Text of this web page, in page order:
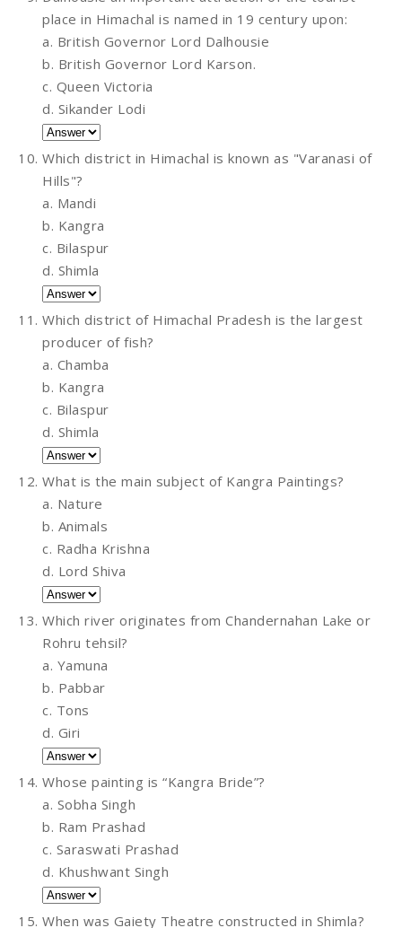
place in Himachal is named in 19 century upon:
a. British Governor Lord Dalhousie
b. British Governor Lord Karson.
c. Queen Victoria
d. Sikander Lodi
Which district in Himachal is known as "Varanasi of
Hills"?
a. Mandi
b. Kangra
c. Bilaspur
d. Shimla
Which district of Himachal Pradesh is the largest
producer of fish?
a. Chamba
b. Kangra
c. Bilaspur
d. Shimla
What is the main subject of Kangra Paintings?
a. Nature
b. Animals
c. Radha Krishna
d. Lord Shiva
Which river originates from Chandernahan Lake or
Rohru tehsil?
a. Yamuna
b. Pabbar
c. Tons
d. Giri
Whose painting is “Kangra Bride”?
a. Sobha Singh
b. Ram Prashad
c. Saraswati Prashad
d. Khushwant Singh
When was Gaiety Theatre constructed in Shimla?